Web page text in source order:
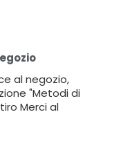
al negozio,
"Metodi di
Merci al